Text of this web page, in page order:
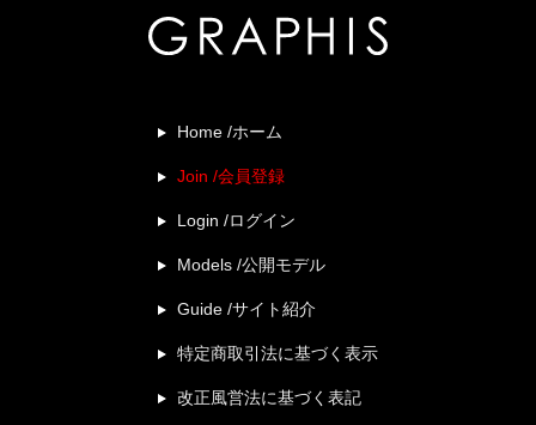
Home /ホーム
Join /会員登録
Login /ログイン
Models /公開モデル
Guide /サイト紹介
特定商取引法に基づく表示
改正風営法に基づく表記